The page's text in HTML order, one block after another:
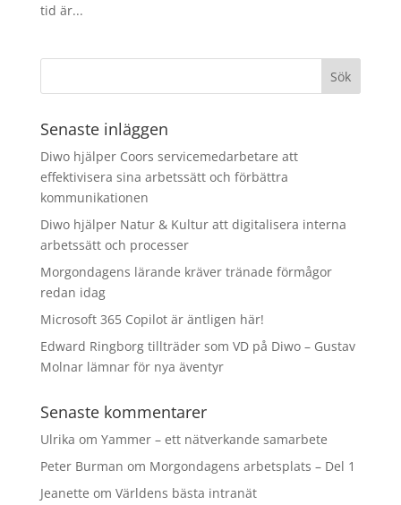
tid är...
Senaste inläggen
Diwo hjälper Coors servicemedarbetare att
effektivisera sina arbetssätt och förbättra
kommunikationen
Diwo hjälper Natur & Kultur att digitalisera interna
arbetssätt och processer
Morgondagens lärande kräver tränade förmågor
redan idag
Microsoft 365 Copilot är äntligen här!
Edward Ringborg tillträder som VD på Diwo – Gustav
Molnar lämnar för nya äventyr
Senaste kommentarer
Ulrika om Yammer – ett nätverkande samarbete
Peter Burman om Morgondagens arbetsplats – Del 1
Jeanette om Världens bästa intranät